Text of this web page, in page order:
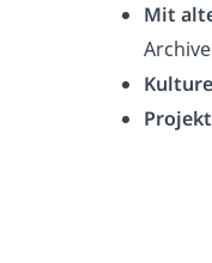
Mit